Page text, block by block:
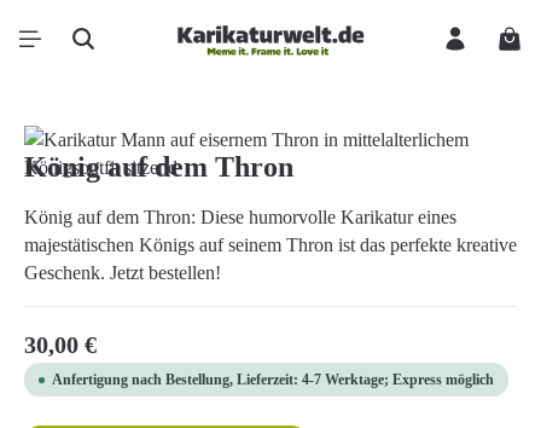
Zum Hauptinhalt springen
Bildergalerie überspringen
König auf dem Thron
König auf dem Thron: Diese humorvolle Karikatur eines
majestätischen Königs auf seinem Thron ist das perfekte kreative
Geschenk. Jetzt bestellen!
Regulärer Preis:
30,00 €
Anfertigung nach Bestellung, Lieferzeit: 4-7 Werktage; Express möglich